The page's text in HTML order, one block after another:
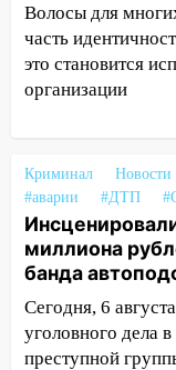
14:04 Жару
погоды в
выходные 8-
пассажира»
13:20
В
обокрали
подростка в
13:01
В
выбросил из
гранату: его
Волосы для
часть
это становится
организации
Криминал Новости
#аварии
#ДТП
миллиона
банда
Сегодня, 6
уголовного дела
преступной